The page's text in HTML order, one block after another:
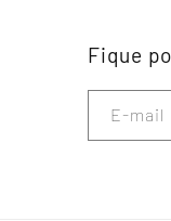
Fique
E-mail